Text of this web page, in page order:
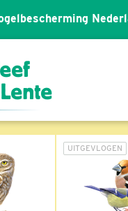
UITGEVLOGEN